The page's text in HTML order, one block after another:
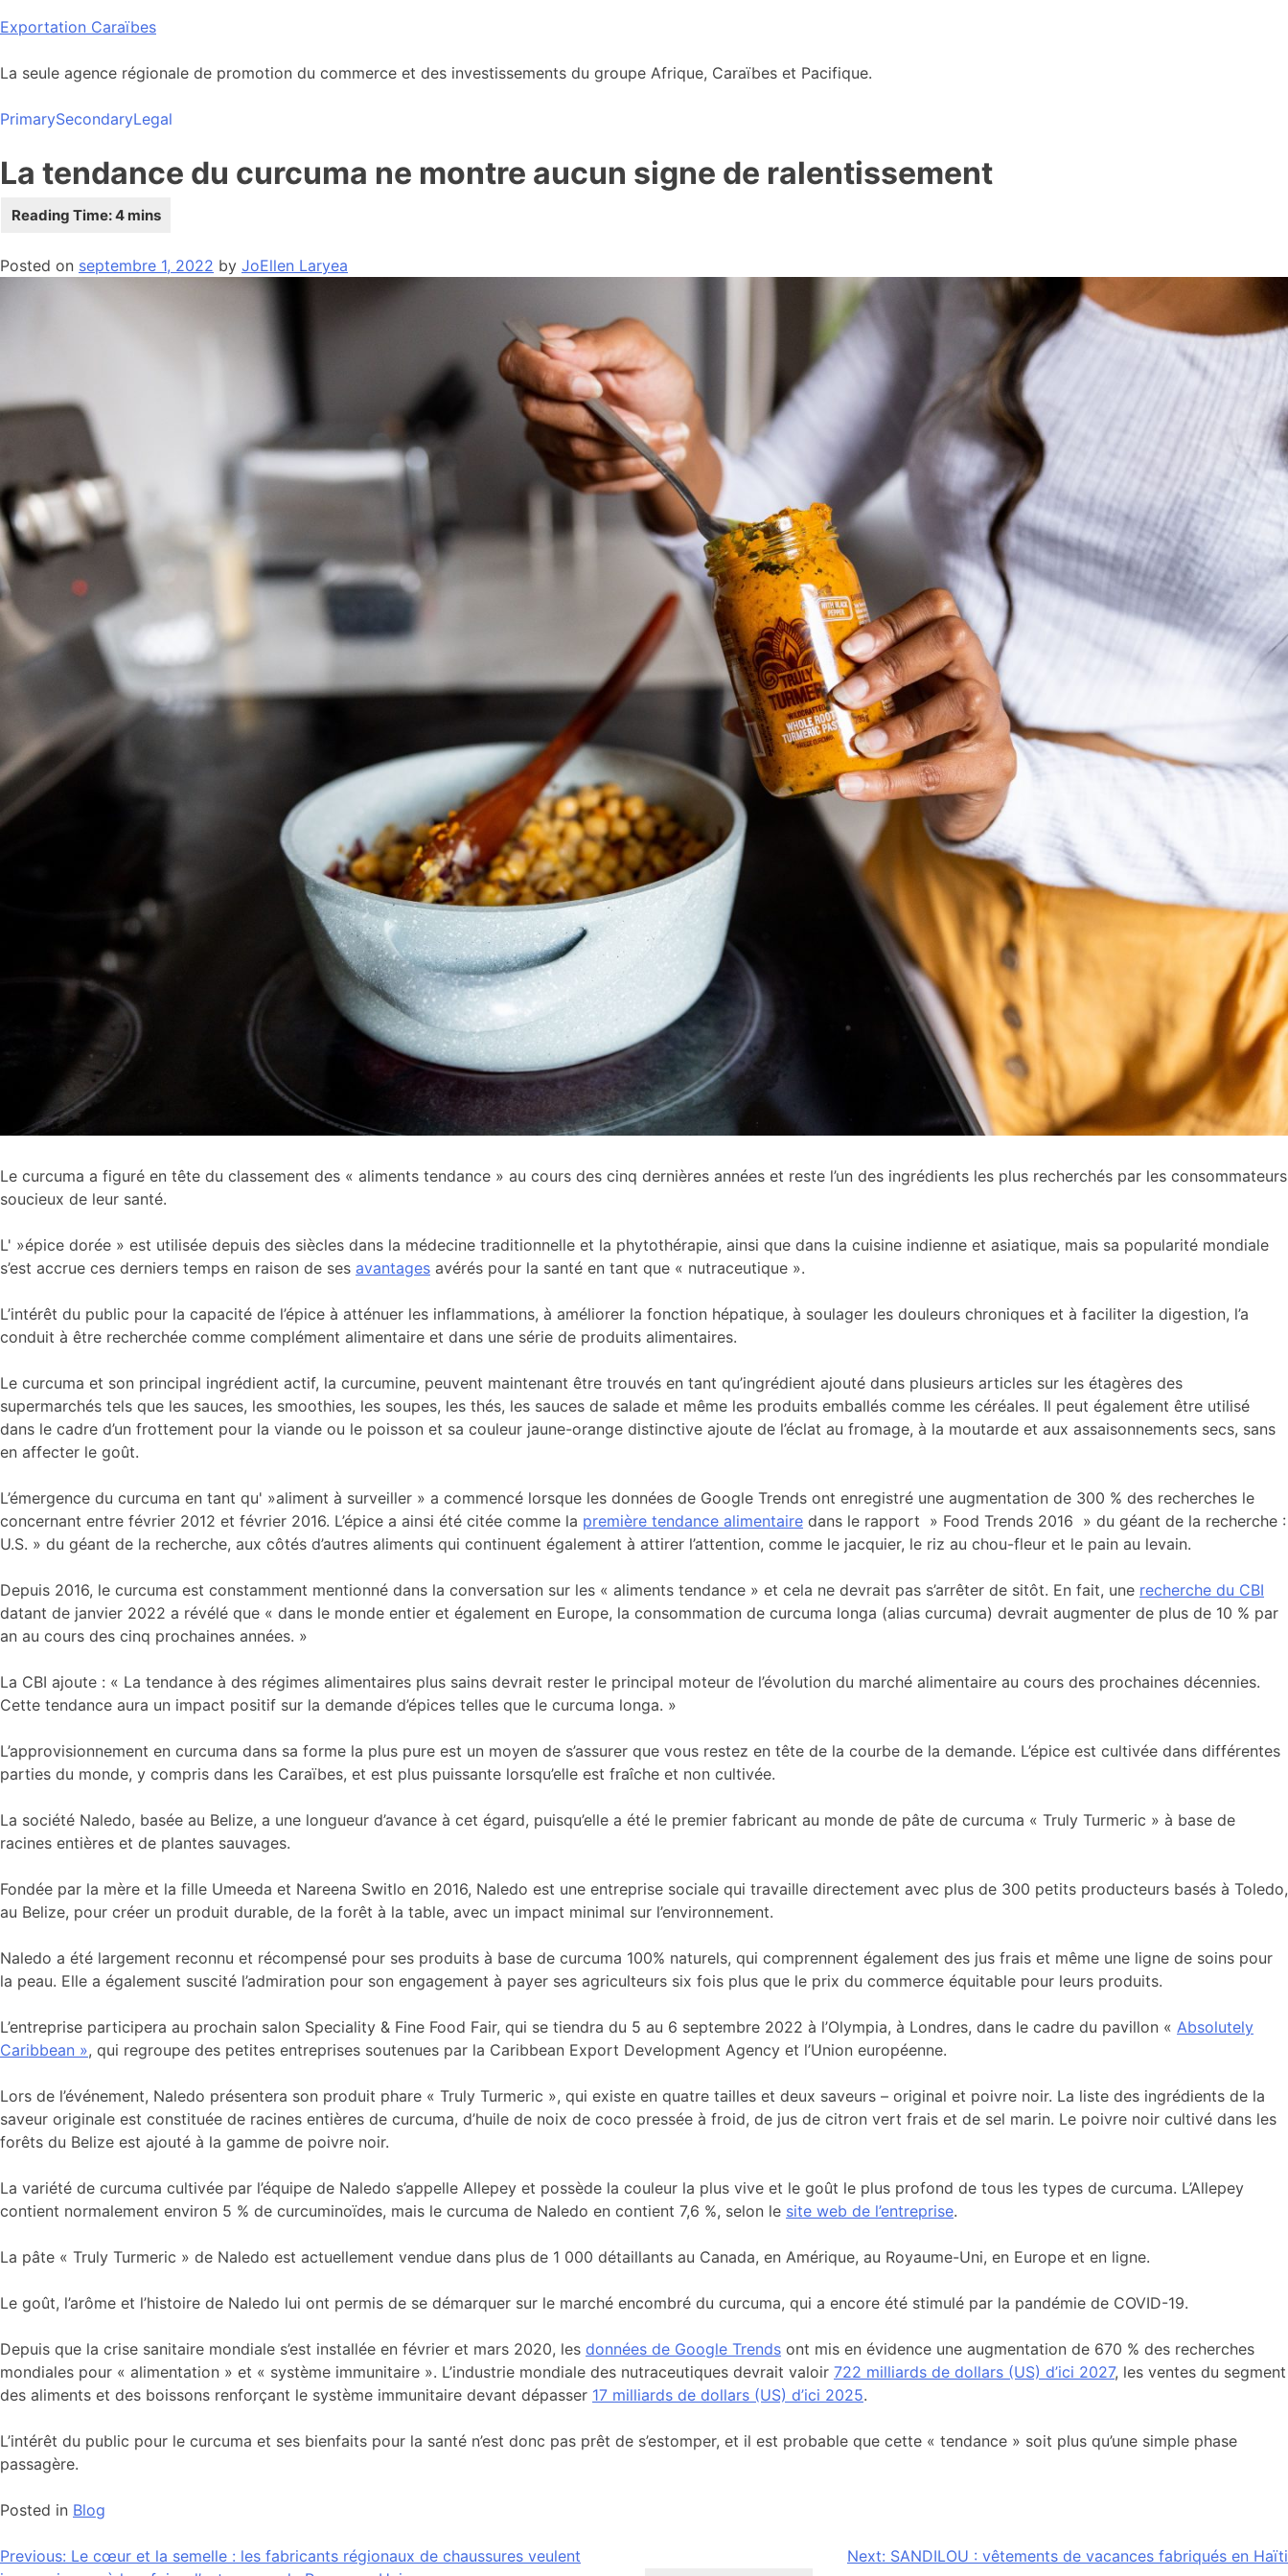
Skip
content
Exportation Caraïbes
La seule agence régionale de promotion du commerce et des investissements du groupe Afrique, Caraïbes et Pacifique.
PrimarySecondaryLegal
La tendance du curcuma ne montre aucun signe de ralentissement
Posted on septembre 1, 2022 by JoEllen Laryea
Le curcuma a figuré en tête du classement des « aliments tendance » au cours des cinq dernières années et reste l’un des ingrédients les plus recherchés par les consommateurs
soucieux de leur santé.
L' »épice dorée » est utilisée depuis des siècles dans la médecine traditionnelle et la phytothérapie, ainsi que dans la cuisine indienne et asiatique, mais sa popularité mondiale
s’est accrue ces derniers temps en raison de ses avantages avérés pour la santé en tant que « nutraceutique ».
L’intérêt du public pour la capacité de l’épice à atténuer les inflammations, à améliorer la fonction hépatique, à soulager les douleurs chroniques et à faciliter la digestion, l’a
conduit à être recherchée comme complément alimentaire et dans une série de produits alimentaires.
Le curcuma et son principal ingrédient actif, la curcumine, peuvent maintenant être trouvés en tant qu’ingrédient ajouté dans plusieurs articles sur les étagères des
supermarchés tels que les sauces, les smoothies, les soupes, les thés, les sauces de salade et même les produits emballés comme les céréales. Il peut également être utilisé
dans le cadre d’un frottement pour la viande ou le poisson et sa couleur jaune-orange distinctive ajoute de l’éclat au fromage, à la moutarde et aux assaisonnements secs, sans
en affecter le goût.
L’émergence du curcuma en tant qu' »aliment à surveiller » a commencé lorsque les données de Google Trends ont enregistré une augmentation de 300 % des recherches le
concernant entre février 2012 et février 2016. L’épice a ainsi été citée comme la première tendance alimentaire dans le rapport » Food Trends 2016 » du géant de la recherche :
U.S. » du géant de la recherche, aux côtés d’autres aliments qui continuent également à attirer l’attention, comme le jacquier, le riz au chou-fleur et le pain au levain.
Depuis 2016, le curcuma est constamment mentionné dans la conversation sur les « aliments tendance » et cela ne devrait pas s’arrêter de sitôt. En fait, une recherche du CBI
datant de janvier 2022 a révélé que « dans le monde entier et également en Europe, la consommation de curcuma longa (alias curcuma) devrait augmenter de plus de 10 % par
an au cours des cinq prochaines années. »
La CBI ajoute : « La tendance à des régimes alimentaires plus sains devrait rester le principal moteur de l’évolution du marché alimentaire au cours des prochaines décennies.
Cette tendance aura un impact positif sur la demande d’épices telles que le curcuma longa. »
L’approvisionnement en curcuma dans sa forme la plus pure est un moyen de s’assurer que vous restez en tête de la courbe de la demande. L’épice est cultivée dans différentes
parties du monde, y compris dans les Caraïbes, et est plus puissante lorsqu’elle est fraîche et non cultivée.
La société Naledo, basée au Belize, a une longueur d’avance à cet égard, puisqu’elle a été le premier fabricant au monde de pâte de curcuma « Truly Turmeric » à base de
racines entières et de plantes sauvages.
Fondée par la mère et la fille Umeeda et Nareena Switlo en 2016, Naledo est une entreprise sociale qui travaille directement avec plus de 300 petits producteurs basés à Toledo,
au Belize, pour créer un produit durable, de la forêt à la table, avec un impact minimal sur l’environnement.
Naledo a été largement reconnu et récompensé pour ses produits à base de curcuma 100% naturels, qui comprennent également des jus frais et même une ligne de soins pour
la peau. Elle a également suscité l’admiration pour son engagement à payer ses agriculteurs six fois plus que le prix du commerce équitable pour leurs produits.
L’entreprise participera au prochain salon Speciality & Fine Food Fair, qui se tiendra du 5 au 6 septembre 2022 à l’Olympia, à Londres, dans le cadre du pavillon « Absolutely
Caribbean », qui regroupe des petites entreprises soutenues par la Caribbean Export Development Agency et l’Union européenne.
Lors de l’événement, Naledo présentera son produit phare « Truly Turmeric », qui existe en quatre tailles et deux saveurs – original et poivre noir. La liste des ingrédients de la
saveur originale est constituée de racines entières de curcuma, d’huile de noix de coco pressée à froid, de jus de citron vert frais et de sel marin. Le poivre noir cultivé dans les
forêts du Belize est ajouté à la gamme de poivre noir.
La variété de curcuma cultivée par l’équipe de Naledo s’appelle Allepey et possède la couleur la plus vive et le goût le plus profond de tous les types de curcuma. L’Allepey
contient normalement environ 5 % de curcuminoïdes, mais le curcuma de Naledo en contient 7,6 %, selon le site web de l’entreprise.
La pâte « Truly Turmeric » de Naledo est actuellement vendue dans plus de 1 000 détaillants au Canada, en Amérique, au Royaume-Uni, en Europe et en ligne.
Le goût, l’arôme et l’histoire de Naledo lui ont permis de se démarquer sur le marché encombré du curcuma, qui a encore été stimulé par la pandémie de COVID-19.
Depuis que la crise sanitaire mondiale s’est installée en février et mars 2020, les données de Google Trends ont mis en évidence une augmentation de 670 % des recherches
mondiales pour « alimentation » et « système immunitaire ». L’industrie mondiale des nutraceutiques devrait valoir 722 milliards de dollars (US) d’ici 2027, les ventes du segment
des aliments et des boissons renforçant le système immunitaire devant dépasser 17 milliards de dollars (US) d’ici 2025.
L’intérêt du public pour le curcuma et ses bienfaits pour la santé n’est donc pas prêt de s’estomper, et il est probable que cette « tendance » soit plus qu’une simple phase
passagère.
Posted in Blog
Navigation
Previous: Le cœur et la semelle : les fabricants régionaux de chaussures veulent
Next: SANDILOU : vêtements de vacances fabriqués en Haïti